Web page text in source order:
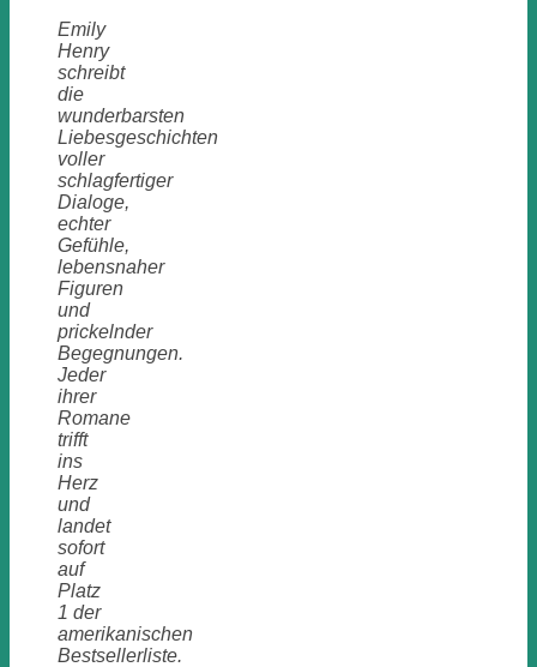
Emily
Henry
schreibt
die
wunderbarsten
Liebesgeschichten
voller
schlagfertiger
Dialoge,
echter
Gefühle,
lebensnaher
Figuren
und
prickelnder
Begegnungen.
Jeder
ihrer
Romane
trifft
ins
Herz
und
landet
sofort
auf
Platz
1 der
amerikanischen
Bestsellerliste.